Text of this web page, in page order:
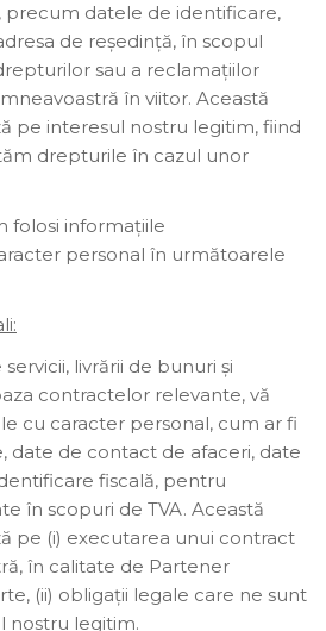
precum datele de identificare,
de reședință, în scopul
sau a reclamațiilor
în viitor. Această
pe interesul nostru legitim, fiind
drepturile în cazul unor
folosi informațiile
personal în următoarele
livrării de bunuri și
contractelor relevante, vă
cu caracter personal, cum ar fi
date de contact de afaceri, date
fiscală, pentru
în scopuri de TVA. Această
pe (i) executarea unui contract
în calitate de Partener
(ii) obligații legale care ne sunt
nostru legitim.